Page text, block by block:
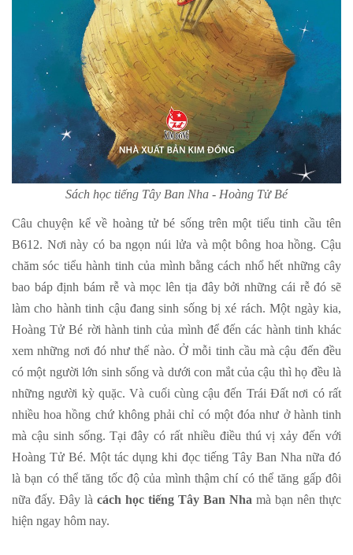
Sách học tiếng Tây Ban Nha - Hoàng Tử Bé
Câu chuyện kể về hoàng tử bé sống trên một tiểu tinh cầu tên
B612. Nơi này có ba ngọn núi lửa và một bông hoa hồng. Cậu
chăm sóc tiểu hành tinh của mình bằng cách nhổ hết những cây
bao báp định bám rễ và mọc lên tịa đây bởi những cái rễ đó sẽ
làm cho hành tinh cậu đang sinh sống bị xé rách. Một ngày kia,
Hoàng Tử Bé rời hành tinh của mình để đến các hành tinh khác
xem những nơi đó như thế nào. Ở mỗi tinh cầu mà cậu đến đều
có một người lớn sinh sống và dưới con mắt của cậu thì họ đều là
những người kỳ quặc. Và cuối cùng cậu đến Trái Đất nơi có rất
nhiều hoa hồng chứ không phải chỉ có một đóa như ở hành tinh
mà cậu sinh sống. Tại đây có rất nhiều điều thú vị xảy đến với
Hoàng Tử Bé. Một tác dụng khi đọc tiếng Tây Ban Nha nữa đó
là bạn có thể tăng tốc độ của mình thậm chí có thể tăng gấp đôi
nữa đấy. Đây là cách học tiếng Tây Ban Nha mà bạn nên thực
hiện ngay hôm nay.